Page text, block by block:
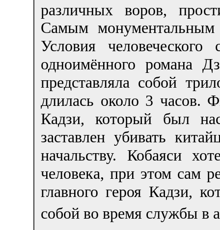
различных воров,
Самым
Условия
одноимённого романа
представляла собой
длилась около 3 часов.
Кадзи, который был
заставлен убивать
начальству. Кобаяси
человека, при этом сам
главного героя Кадзи,
собой во время службы в